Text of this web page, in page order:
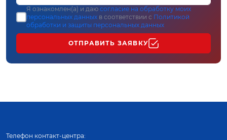
Я ознакомлен(а) и даю согласие на обработку моих
персональных данных в соответствии с Политикой
обработки и защиты персональных данных
ОТПРАВИТЬ ЗАЯВКУ
Телефон контакт-центра: